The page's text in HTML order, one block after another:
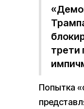
трети
Попытка